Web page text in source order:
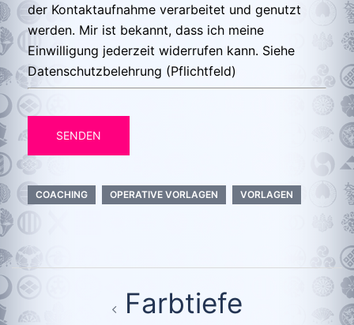
der Kontaktaufnahme verarbeitet und genutzt
werden. Mir ist bekannt, dass ich meine
Einwilligung jederzeit widerrufen kann. Siehe
Datenschutzbelehrung (Pflichtfeld)
COACHING OPERATIVE VORLAGEN VORLAGEN
Beitragsnavigation
Farbtiefe